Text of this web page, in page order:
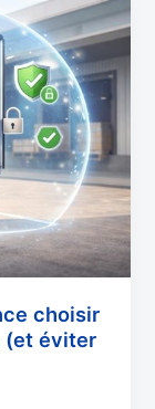
choisir
(et éviter